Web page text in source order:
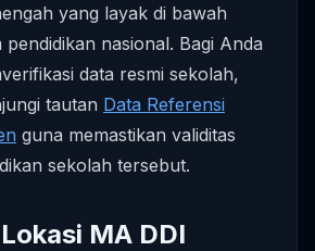
yang layak di bawah
pendidikan nasional. Bagi Anda
data resmi sekolah,
tautan Data Referensi
guna memastikan validitas
sekolah tersebut.
MA DDI